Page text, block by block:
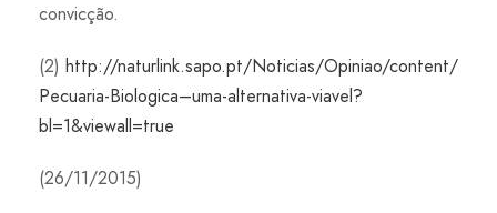
convicção.
(2) http://naturlink.sapo.pt/Noticias/Opiniao/content/
Pecuaria-Biologica–uma-alternativa-viavel?
bl=1&viewall=true
(26/11/2015)